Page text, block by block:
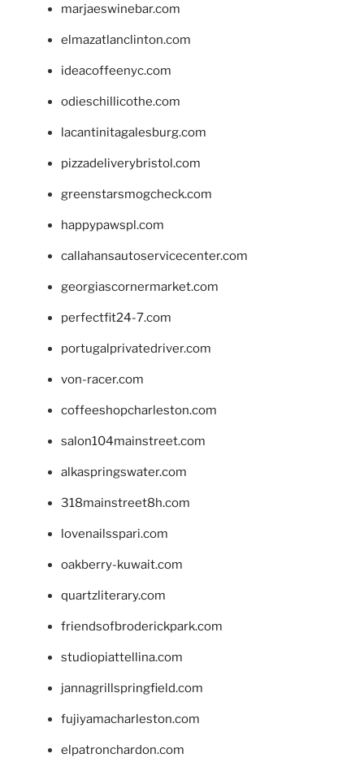
marjaeswinebar.com
elmazatlanclinton.com
ideacoffeenyc.com
odieschillicothe.com
lacantinitagalesburg.com
pizzadeliverybristol.com
greenstarsmogcheck.com
happypawspl.com
callahansautoservicecenter.com
georgiascornermarket.com
perfectfit24-7.com
portugalprivatedriver.com
von-racer.com
coffeeshopcharleston.com
salon104mainstreet.com
alkaspringswater.com
318mainstreet8h.com
lovenailsspari.com
oakberry-kuwait.com
quartzliterary.com
friendsofbroderickpark.com
studiopiattellina.com
jannagrillspringfield.com
fujiyamacharleston.com
elpatronchardon.com